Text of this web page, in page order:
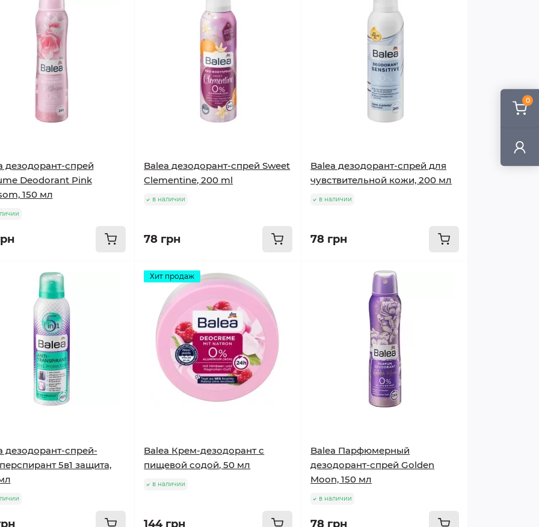
0
дезодорант-спрей
Deodorant Pink
150 мл
Balea дезодорант-спрей Sweet
Clementine, 200 ml
в наличии
78 грн
Balea дезодорант-спрей для
чувствительной кожи, 200 мл
в наличии
78 грн
дезодорант-спрей-
5в1 защита,
Хит продаж
Balea Крем-дезодорант с
пищевой содой, 50 мл
в наличии
144 грн
Balea Парфюмерный
дезодорант-спрей Golden
Moon, 150 мл
в наличии
78 грн